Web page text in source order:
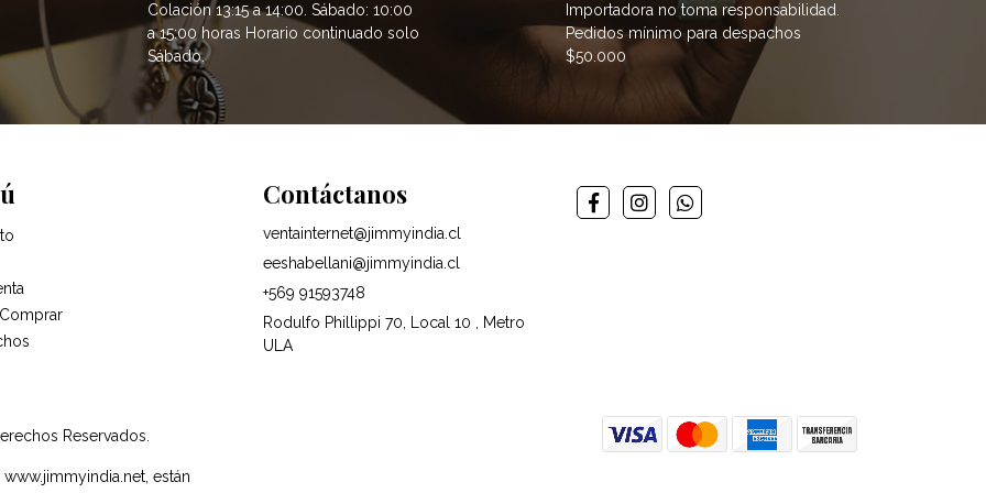
Colación 13:15 a 14:00. Sábado: 10:00
a 15:00 horas Horario continuado solo
Sábado.
Importadora no toma responsabilidad.
Pedidos mínimo para despachos
$50.000
Contáctanos
ventainternet@jimmyindia.cl
eeshabellani@jimmyindia.cl
+569 91593748
Rodulfo Phillippi 70, Local 10 , Metro
ULA
Reservados.
están